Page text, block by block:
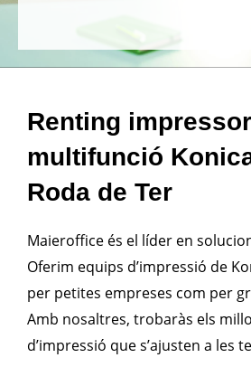
Renting
multifunció
Roda de Ter
Maieroffice és el líder en
Oferim equips d’impressió de
per petites empreses com per
Amb nosaltres, trobaràs els
d’impressió que s’ajusten a les